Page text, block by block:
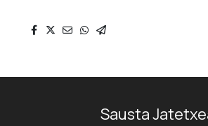
Sausta